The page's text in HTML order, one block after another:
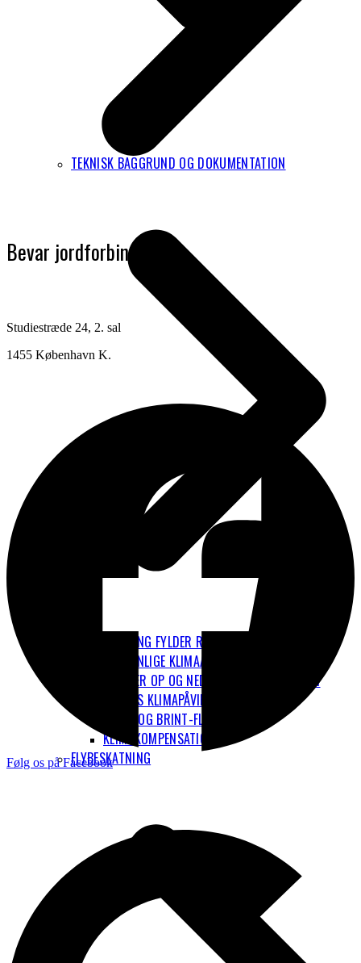
TEKNISK BAGGRUND OG DOKUMENTATION
FLYVNING FYLDER RIGTIG MEGET I DET
PERSONLIGE KLIMAAFTRYK
HVAD ER OP OG NED I BEREGNINGERNE OM
FLYENES KLIMAPÅVIRKNING?
EL-FLY OG BRINT-FLY
KLIMAKOMPENSATION
FLYBESKATNING
Bevar jordforbindelsen
Studiestræde 24, 2. sal
1455 København K.
Følg os på Facebook